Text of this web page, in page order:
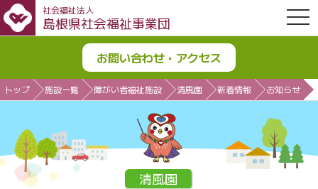
社会福祉法人
島根県社会福祉事業団
お問い合わせ・アクセス
トップ 施設一覧 障がい者福祉施設 清風園 新着情報 お知らせ
清風園